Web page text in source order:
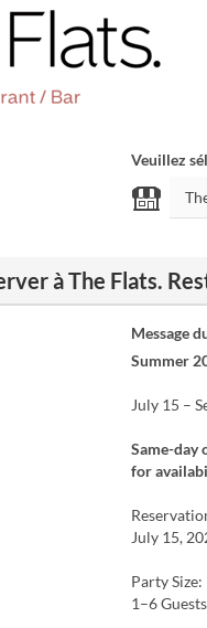
Veuillez
à The Flats.
Message
Summer
July 15 –
Same-day
for
July 15,
Party Size:
1–6 Guests